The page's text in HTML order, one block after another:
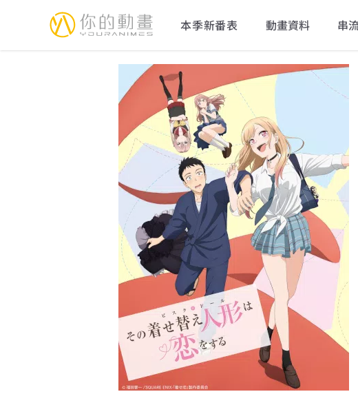
YourAnimes 你的動畫 本季新番表 動畫資料 串